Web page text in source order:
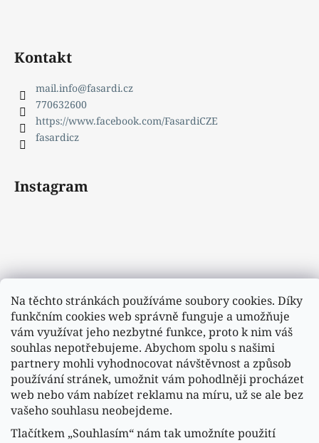
Na těchto stránkách používáme soubory cookies. Díky
funkčním cookies web správně funguje a umožňuje
vám využívat jeho nezbytné funkce, proto k nim váš
souhlas nepotřebujeme. Abychom spolu s našimi
partnery mohli vyhodnocovat návštěvnost a způsob
používání stránek, umožnit vám pohodlněji procházet
web nebo vám nabízet reklamu na míru, už se ale bez
vašeho souhlasu neobejdeme.
Tlačítkem „Souhlasím“ nám tak umožníte použití
Kontakt
mail.info@fasardi.cz
770632600
https://www.facebook.com/FasardiCZE
fasardicz
Instagram